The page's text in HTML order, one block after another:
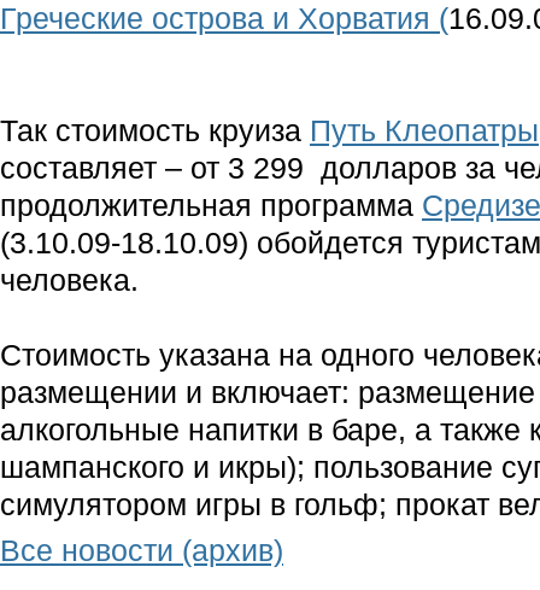
Греческие острова и Хорватия (
Так стоимость круиза Путь Клеопатры
составляет – от 3 299 долларов за
продолжительная программа
(3.10.09-18.10.09) обойдется
человека.
Стоимость указана на одного
размещении и включает:
алкогольные напитки в баре, а также
шампанского и икры); пользование
симулятором игры в гольф; прокат
Все новости (архив)